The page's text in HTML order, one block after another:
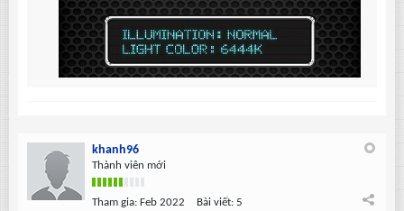
khanh96
Thành viên mới
Tham gia: Feb 2022 Bài viết: 5